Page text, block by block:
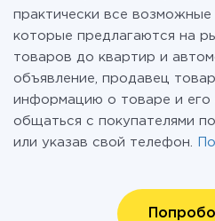
практически все возможные
которые предлагаются на
товаров до квартир и
объявление, продавец
информацию о товаре и его
общаться с покупателями
или указав свой телефон.